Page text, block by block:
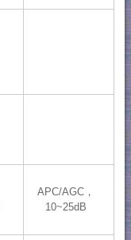
APC/AGC，
10~25dB